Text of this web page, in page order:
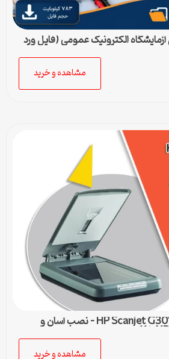
آزمایشگاه الکترونیک عمومی (فایل ورد
مشاهده و خرید
دانلود درایور اسکنر HP Scanjet G3010 – نصب آسان و
مشاهده و خرید